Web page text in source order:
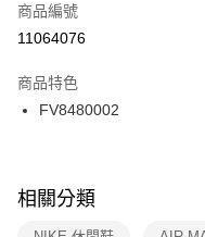
【「AFTEE先享後付」結帳流
１．於結帳方式選擇「AFTEE
２．訂單成立數日內，您將收
３．收到繳費通知簡訊後14天
ATM／網路銀行／等多元方式
※ 交易是否成功請以「AFTEE
是否繳費成功／繳費後需取消
客戶支援中心」
https://
宅配
每筆NT$100，滿
付款後門市自取
每筆NT$100，滿
商品編號
11064076
商品特色
FV8480002
相關分類